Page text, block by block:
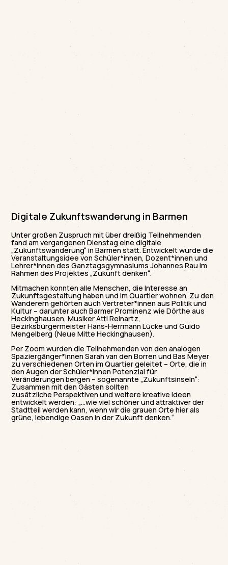
Digitale Zukunftswanderung in Barmen
Unter großen Zuspruch mit über dreißig Teilnehmenden
fand am vergangenen Dienstag eine digitale
„Zukunftswanderung“ in Barmen statt. Entwickelt wurde die
Veranstaltungsidee von Schüler*innen, Dozent*innen und
Lehrer*innen des Ganztagsgymnasiums Johannes Rau im
Rahmen des Projektes „Zukunft denken“.
Mitmachen konnten alle Menschen, die Interesse an
Zukunftsgestaltung haben und im Quartier wohnen. Zu den
Wanderern gehörten auch Vertreter*innen aus Politik und
Kultur – darunter auch Barmer Prominenz wie Dörthe aus
Heckinghausen, Musiker Atti Reinartz,
Bezirksbürgermeister Hans-Herrmann Lücke und Guido
Mengelberg (Neue Mitte Heckinghausen).
Per Zoom wurden die Teilnehmenden von den analogen
Spaziergänger*innen Sarah van den Borren und Bas Meyer
zu verschiedenen Orten im Quartier geleitet – Orte, die in
den Augen der Schüler*innen Potenzial für
Veränderungen bergen – sogenannte „Zukunftsinseln“:
Zusammen mit den Gästen sollten
zusätzliche Perspektiven und weitere kreative Ideen
entwickelt werden: „…wie viel schöner und attraktiver der
Stadtteil werden kann, wenn wir die grauen Orte hier als
grüne, lebendige Oasen in der Zukunft denken.“